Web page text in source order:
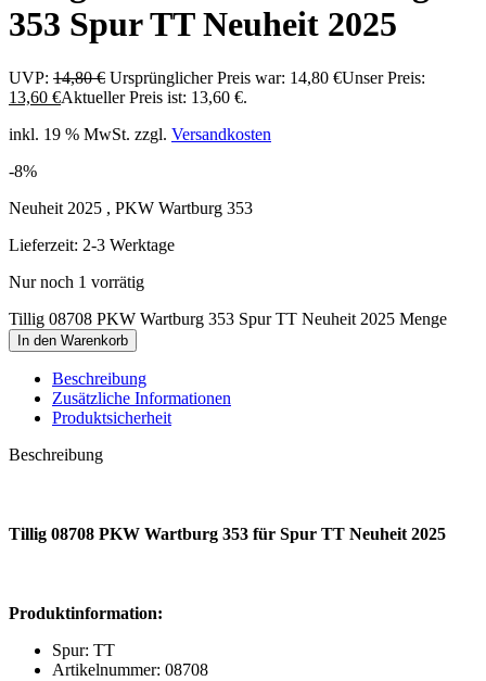
353 Spur TT Neuheit 2025
UVP: 14,80€ Ursprünglicher Preis war: 14,80 €Unser Preis:
13,60 €Aktueller Preis ist: 13,60 €.
inkl. 19 % MwSt. zzgl. Versandkosten
-8%
Neuheit 2025 , PKW Wartburg 353
Lieferzeit: 2-3 Werktage
Nur noch 1 vorrätig
Tillig 08708 PKW Wartburg 353 Spur TT Neuheit 2025 Menge
In den Warenkorb
Beschreibung
Zusätzliche Informationen
Produktsicherheit
Beschreibung
Tillig 08708 PKW Wartburg 353 für Spur TT Neuheit 2025
Produktinformation:
Spur: TT
Artikelnummer: 08708